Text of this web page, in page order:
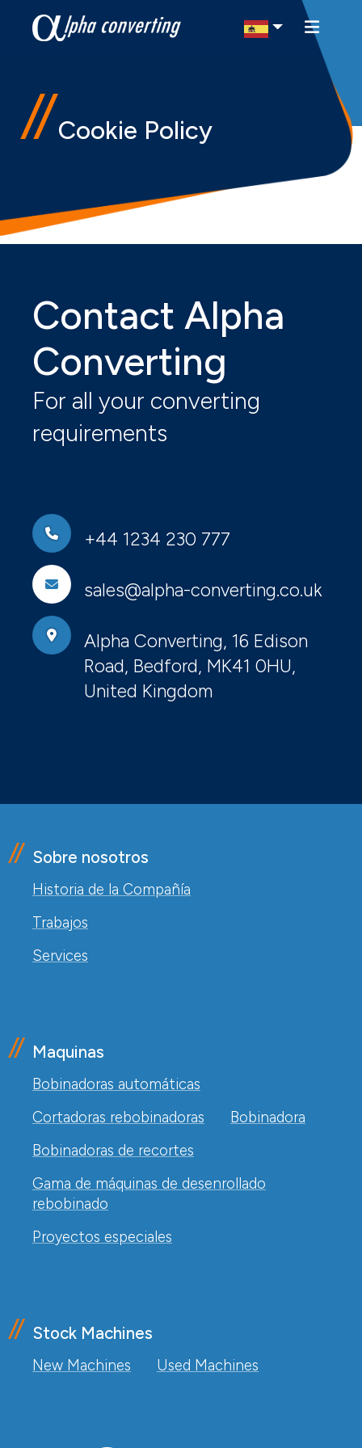
Select Region
Cookie Policy
Contact Alpha
Converting
For all your converting
requirements
+44 1234 230 777
sales@alpha-converting.co.uk
Alpha Converting, 16 Edison
Road, Bedford, MK41 0HU,
United Kingdom
Sobre nosotros
Historia de la Compañía
Trabajos
Services
Maquinas
Bobinadoras automáticas
Cortadoras rebobinadoras
Bobinadora
Bobinadoras de recortes
Gama de máquinas de desenrollado
rebobinado
Proyectos especiales
Stock Machines
New Machines Used Machines